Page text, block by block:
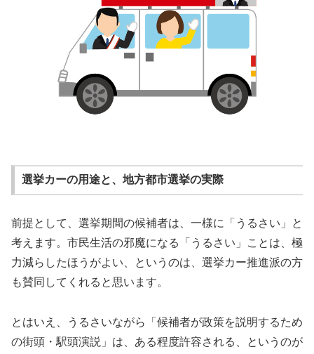
選挙カーの用途と、地方都市選挙の実際
前提として、選挙期間の候補者は、一様に「うるさい」と
考えます。市民生活の邪魔になる「うるさい」ことは、極
力減らしたほうがよい、というのは、選挙カー推進派の方
も賛同してくれると思います。
とはいえ、うるさいながら「候補者が政策を説明するため
の街頭・駅頭演説」は、ある程度許容される、というのが